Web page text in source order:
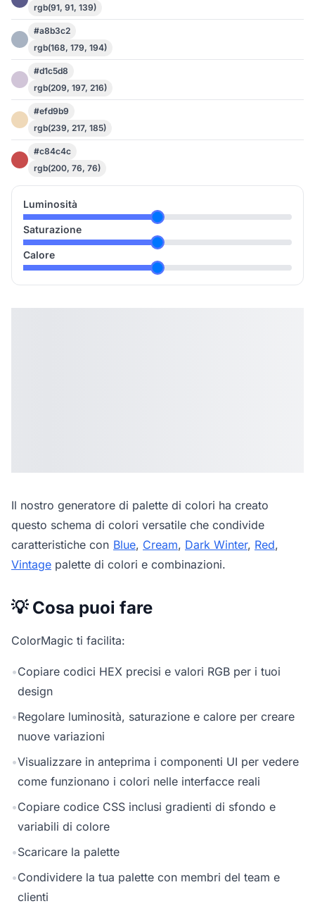
rgb(91, 91, 139)
#a8b3c2
rgb(168, 179, 194)
#d1c5d8
rgb(209, 197, 216)
#efd9b9
rgb(239, 217, 185)
#c84c4c
rgb(200, 76, 76)
Luminosità
Saturazione
Calore
Il nostro generatore di palette di colori ha creato
questo schema di colori versatile che condivide
caratteristiche con Blue, Cream, Dark Winter, Red,
Vintage palette di colori e combinazioni.
💡 Cosa puoi fare
ColorMagic ti facilita:
•Copiare codici HEX precisi e valori RGB per i tuoi
design
•Regolare luminosità, saturazione e calore per creare
nuove variazioni
•Visualizzare in anteprima i componenti UI per vedere
come funzionano i colori nelle interfacce reali
•Copiare codice CSS inclusi gradienti di sfondo e
variabili di colore
•Scaricare la palette
•Condividere la tua palette con membri del team e
clienti